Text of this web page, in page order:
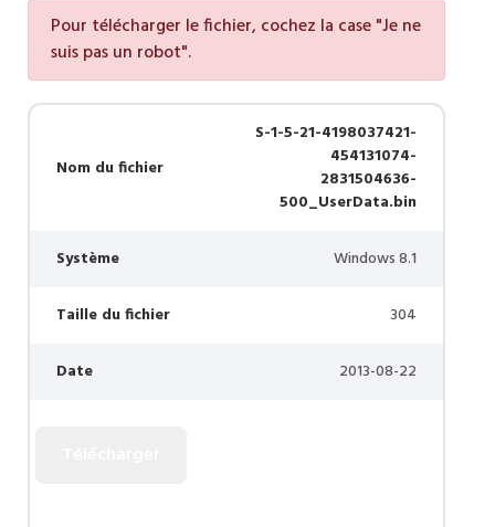
Pour télécharger le fichier, cochez la case "Je ne
suis pas un robot".
Nom du fichier
S-1-5-21-4198037421-
454131074-
2831504636-
500_UserData.bin
Système Windows 8.1
Taille du fichier 304
Date 2013-08-22